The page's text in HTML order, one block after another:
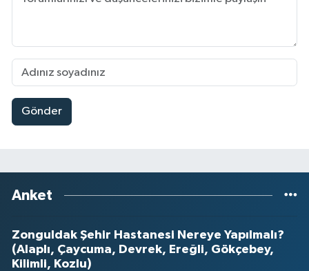
Gönder
Anket
Zonguldak Şehir Hastanesi Nereye Yapılmalı?
(Alaplı, Çaycuma, Devrek, Ereğli, Gökçebey,
Kilimli, Kozlu)